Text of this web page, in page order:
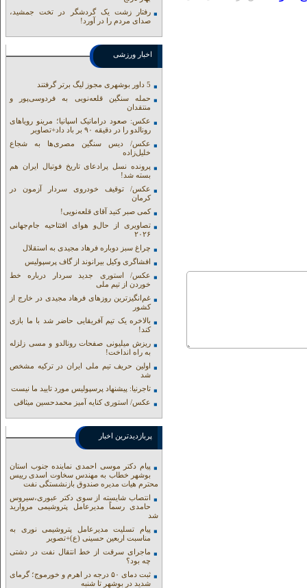
رفتار زشت یک گردشگر در تخت جمشید،
صدای مردم را در آورد!
اخبار ورزشی
5 داور بوشهری مجوز لیگ برتر گرفتند
حمله سنگین قلعه‌نویی به فردوسی‌پور و
منتقدان
عکس: صعود دراماتیک اسپانیا؛ مرینو رویاهای
رونالدو را در دقیقه ۹۰ بر باد داد+تصاویر
عکس/ دیس سنگین مصری‌ها به شجاع
خلیل‌زاده
پرونده نسل پرادعای تاریخ فوتبال ایران هم
بسته شد!
عکس/ توقیف خودروی سردار آزمون در
کرمان
کمی صبر کنید آقای قلعه‌نویی!
تصاویری از حال‌و هوای افتتاحیه جام‌جهانی
۲۰۲۶
چراغ سبز دوباره فرهاد مجیدی به استقلال
افشاگری وکیل بیرانوند از گاف‌ پرسپولیس
عکس/ استوری جدید سردار درباره خط
خوردن از تیم ملی
غم‌انگیزترین روزهای فرهاد مجیدی در خارج از
کشور
بالاخره یک تیم آفریقایی حاضر شد با ما بازی
کند!
ریزش میلیونی صفحات رونالدو و مسی زلزله
به راه انداخت!
اولین حریف تیم ملی ایران در ترکیه مشخص
شد
تاجرنیا: پیشنهاد پرسپولیس مورد تایید ما نیست
عکس/ استوری کنایه آمیز محمدحسین میثاقی
پربازدیدترین اخبار
پیام دکتر موسی احمدی نماینده جنوب استان
بوشهر خطاب به مهندس سخاوت اسدی رییس
محترم هیات مدیره صندوق بازنشستگی نفت
انتصاب شایسته از سوی دکتر عبوری،سیروس
حامدی رسماً مدیرعامل پتروشیمی مروارید
شد
پیام تسلیت مدیرعامل پتروشیمی نوری به
مناسبت اربعین حسینی (ع)+تصویر
ماجرای سرقت از خط انتقال نفت در دشتی
چه بود؟
ثبت دمای ۵۰ درجه در اهرم و خورموج؛ گرمای
شدید در بوشهر تا شنبه